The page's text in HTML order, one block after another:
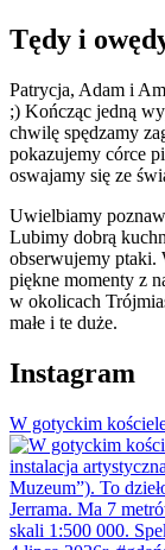
Tędy i
Patrycja, Adam i
;) Kończąc jedną
chwilę spędzamy
pokazujemy córce
oswajamy się ze
Uwielbiamy
Lubimy dobrą
obserwujemy ptaki.
piękne momenty z
w okolicach
małe i te duże.
Instagram
W gotyckim